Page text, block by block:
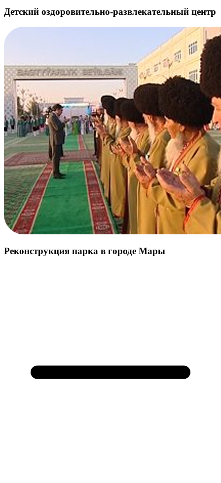
Детский оздоровительно-развлекательный центр
Реконструкция парка в городе Мары